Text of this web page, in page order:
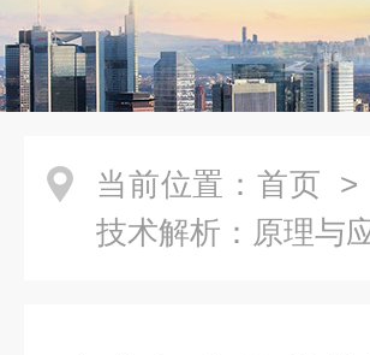
当前位置： 首页 >
技术解析：原理与